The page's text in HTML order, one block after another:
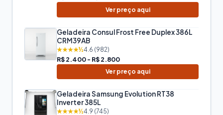
Ver preço aqui
Geladeira Consul Frost Free Duplex 386L
CRM39AB
★★★★½4.6 (982)
R$ 2.400 - R$ 2.800
Ver preço aqui
Geladeira Samsung Evolution RT38
Inverter 385L
★★★★½4.9 (745)